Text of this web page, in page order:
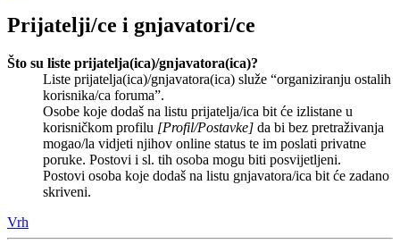
Prijatelji/ce i gnjavatori/ce
Što su liste prijatelja(ica)/gnjavatora(ica)?
Liste prijatelja(ica)/gnjavatora(ica) služe “organiziranju ostalih
korisnika/ca foruma”.
Osobe koje dodaš na listu prijatelja/ica bit će izlistane u
korisničkom profilu [Profil/Postavke] da bi bez pretraživanja
mogao/la vidjeti njihov online status te im poslati privatne
poruke. Postovi i sl. tih osoba mogu biti posvijetljeni.
Postovi osoba koje dodaš na listu gnjavatora/ica bit će zadano
skriveni.
Vrh